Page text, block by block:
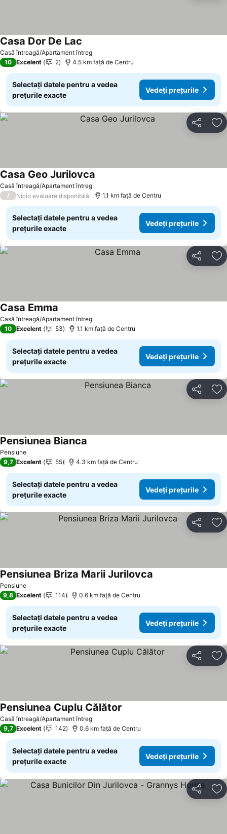
Casă întreagă/Apartament întreg
Casa Dor De Lac
10 Excelent 2 4.5 km faţă de Centru
Selectați datele pentru a vedea
prețurile exacte
Vedeți prețurile
Distribuiți
Casă întreagă/Apartament întreg
Casa Geo Jurilovca
/ Nicio evaluare disponibilă 1.1 km faţă de Centru
Selectați datele pentru a vedea
prețurile exacte
Vedeți prețurile
Distribuiți
Casă întreagă/Apartament întreg
Casa Emma
10 Excelent 53 1.1 km faţă de Centru
Selectați datele pentru a vedea
prețurile exacte
Vedeți prețurile
Distribuiți
Pensiune
Pensiunea Bianca
9,7 Excelent 55 4.3 km faţă de Centru
Selectați datele pentru a vedea
prețurile exacte
Vedeți prețurile
Distribuiți
Pensiune
Pensiunea Briza Marii Jurilovca
9,8 Excelent 114 0.6 km faţă de Centru
Selectați datele pentru a vedea
prețurile exacte
Vedeți prețurile
Distribuiți
Casă întreagă/Apartament întreg
Pensiunea Cuplu Călător
9,7 Excelent 142 0.6 km faţă de Centru
Selectați datele pentru a vedea
prețurile exacte
Vedeți prețurile
Distribuiți